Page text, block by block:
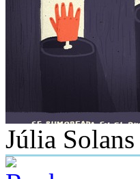
Júlia Solans